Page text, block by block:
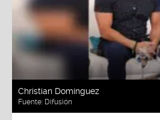
Christian Domínguez
Fuente: Difusión